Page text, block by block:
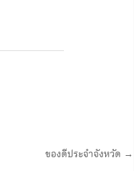
ของดีประจำจังหวัด →